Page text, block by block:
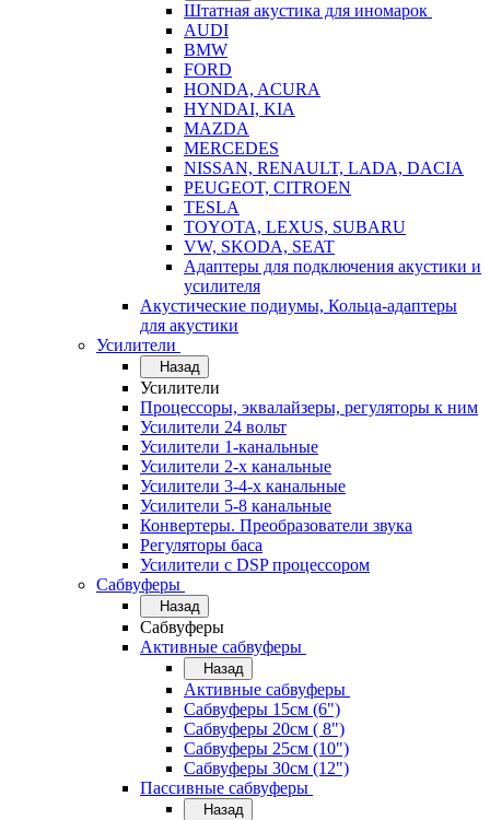
Штатная акустика для иномарок
AUDI
BMW
FORD
HONDA, ACURA
HYNDAI, KIA
MAZDA
MERCEDES
NISSAN, RENAULT, LADA, DACIA
PEUGEOT, CITROEN
TESLA
TOYOTA, LEXUS, SUBARU
VW, SKODA, SEAT
Адаптеры для подключения акустики и
усилителя
Акустические подиумы, Кольца-адаптеры
для акустики
Усилители
Назад
Усилители
Процессоры, эквалайзеры, регуляторы к ним
Усилители 24 вольт
Усилители 1-канальные
Усилители 2-х канальные
Усилители 3-4-х канальные
Усилители 5-8 канальные
Конвертеры. Преобразователи звука
Регуляторы баса
Усилители с DSP процессором
Сабвуферы
Назад
Сабвуферы
Активные сабвуферы
Назад
Активные сабвуферы
Сабвуферы 15см (6")
Сабвуферы 20см ( 8")
Сабвуферы 25см (10")
Сабвуферы 30см (12")
Пассивные сабвуферы
Назад